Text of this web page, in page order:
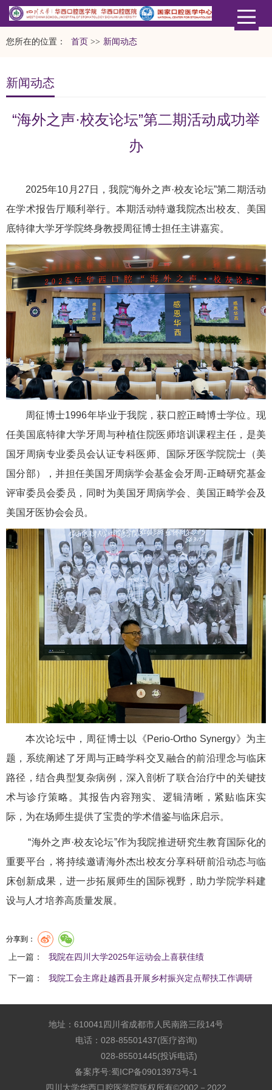
您所在的位置： 首页 >> 新闻动态
新闻动态
“海外之声·校友论坛”第二期活动成功举
办
2025年10月27日，我院“海外之声·校友论坛”第二期活动
在学术报告厅顺利举行。本期活动特邀我院杰出校友、美国
底特律大学牙学院终身教授周征博士担任主讲嘉宾。
周征博士1996年毕业于我院，获口腔正畸博士学位。现
任美国底特律大学牙周与种植住院医师培训课程主任，是美
国牙周病专业委员会认证专科医师、国际牙医学院院士（美
国分部），并担任美国牙周病学会基金会牙周-正畸研究基金
评审委员会委员，同时为美国牙周病学会、美国正畸学会及
美国牙医协会会员。
本次论坛中，周征博士以《Perio-Ortho Synergy》为主
题，系统阐述了牙周与正畸学科交叉融合的前沿理念与临床
路径，结合典型复杂病例，深入剖析了联合治疗中的关键技
术与诊疗策略。其报告内容翔实、逻辑清晰，紧贴临床实
际，为在场师生提供了宝贵的学术借鉴与临床启示。
“海外之声·校友论坛”作为我院推进研究生教育国际化的
重要平台，将持续邀请海外杰出校友分享科研前沿动态与临
床创新成果，进一步拓展师生的国际视野，助力学院学科建
设与人才培养高质量发展。
分享到：
上一篇： 我院在四川大学2025年运动会上喜获佳绩
下一篇： 我院工会主席赴越西县开展乡村振兴定点帮扶工作调研
地址：610041四川省成都市人民南路三段14号
电话：028-85501437(医疗咨询)
028-85501445(投诉电话)
备案序号:蜀ICP备09013973号-1
四川大学华西口腔医学院版权所有©2002－2022